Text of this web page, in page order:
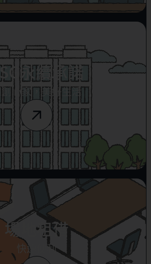
永續承諾
心家，美好生活
場地租借
快速便利